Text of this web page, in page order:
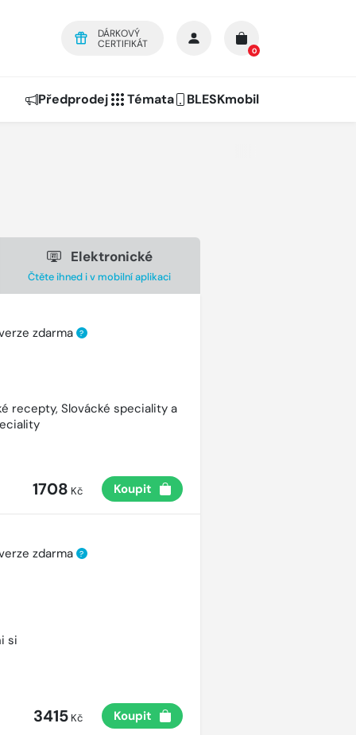
DÁRKOVÝ
CERTIFIKÁT
0
Předprodej Témata BLESKmobil
Elektronické
Čtěte ihned i v mobilní aplikaci
zdarma ?
recepty, Slovácké speciality a
1708 Kč Koupit
zdarma ?
si
3415Kč Koupit